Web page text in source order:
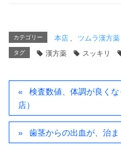
カテゴリー 本店 ツムラ漢方薬
タグ 漢方薬 スッキリ
検査数値、体調が良く
店）
歯茎からの出血が、治